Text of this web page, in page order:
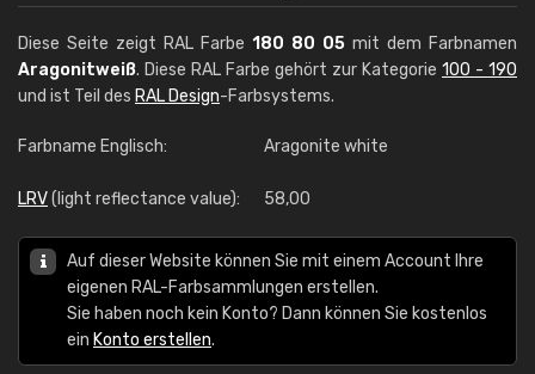
Diese Seite zeigt RAL Farbe 180 80 05 mit dem Farbnamen
Aragonitweiß. Diese RAL Farbe gehört zur Kategorie 100 - 190
und ist Teil des RAL Design-Farbsystems.
Farbname Englisch: Aragonite white
LRV(light reflectance value): 58,00
Auf dieser Website können Sie mit einem Account Ihre
eigenen RAL-Farbsammlungen erstellen.
Sie haben noch kein Konto? Dann können Sie kostenlos
ein Konto erstellen.